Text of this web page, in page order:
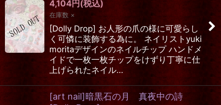
4,104円 (税込)
在庫数 ×
[Dolly Drop] お人形の爪の様に可愛らし
く可憐に装飾する為に。 ネイリストyuki
moritaデザインのネイルチップ ハンドメ
イドで一枚一枚チップをけずり丁寧に仕
上げられたネイル…
[art nail]暗黒石の月 真夜中の詩